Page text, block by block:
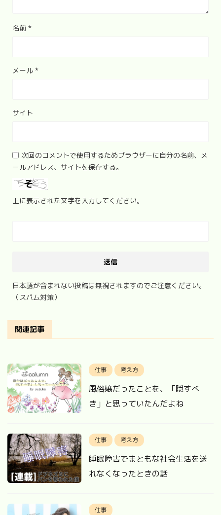
名前 *
メール *
サイト
次回のコメントで使用するためブラウザーに自分の名前、メ
ールアドレス、サイトを保存する。
上に表示された文字を入力してください。
日本語が含まれない投稿は無視されますのでご注意ください。
（スパム対策）
関連記事
仕事 考え方
風俗嬢だったことを、「隠すべ
き」と思っていたんだよね
仕事 考え方
睡眠障害でまともな社会生活を送
れなくなったときの話
仕事